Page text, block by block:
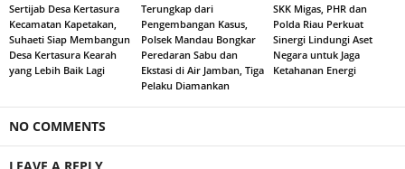
Sertijab Desa Kertasura
Kecamatan Kapetakan,
Suhaeti Siap Membangun
Desa Kertasura Kearah
yang Lebih Baik Lagi
Terungkap dari
Pengembangan Kasus,
Polsek Mandau Bongkar
Peredaran Sabu dan
Ekstasi di Air Jamban, Tiga
Pelaku Diamankan
SKK Migas, PHR dan
Polda Riau Perkuat
Sinergi Lindungi Aset
Negara untuk Jaga
Ketahanan Energi
NO COMMENTS
LEAVE A REPLY